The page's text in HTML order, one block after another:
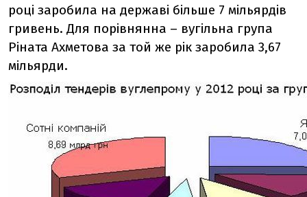
році заробила на державі більше 7 мільярдів
гривень. Для порівнянна – вугільна група
Ріната Ахметова за той же рік заробила 3,67
мільярди.